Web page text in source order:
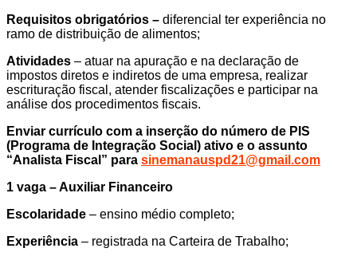
Requisitos obrigatórios – diferencial ter experiência no
ramo de distribuição de alimentos;
Atividades – atuar na apuração e na declaração de
impostos diretos e indiretos de uma empresa, realizar
escrituração fiscal, atender fiscalizações e participar na
análise dos procedimentos fiscais.
Enviar currículo com a inserção do número de PIS
(Programa de Integração Social) ativo e o assunto
“Analista Fiscal” para sinemanauspd21@gmail.com
1 vaga – Auxiliar Financeiro
Escolaridade – ensino médio completo;
Experiência – registrada na Carteira de Trabalho;